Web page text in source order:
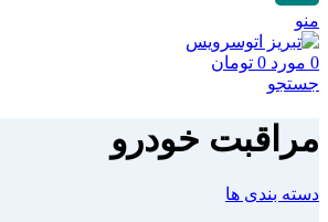
منو
0 مورد 0 تومان
جستجو
مراقبت خودرو
دسته بندی ها